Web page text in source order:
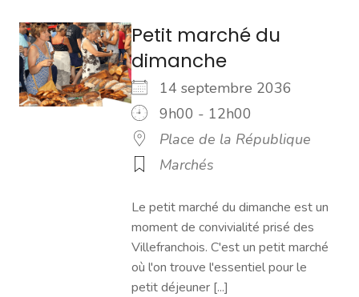
Petit marché du
dimanche
14 septembre 2036
9h00 - 12h00
Place de la République
Marchés
Le petit marché du dimanche est un
moment de convivialité prisé des
Villefranchois. C'est un petit marché
où l'on trouve l'essentiel pour le
petit déjeuner [...]